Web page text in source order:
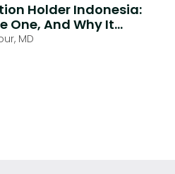
Holder Indonesia:
One, And Why It
MD